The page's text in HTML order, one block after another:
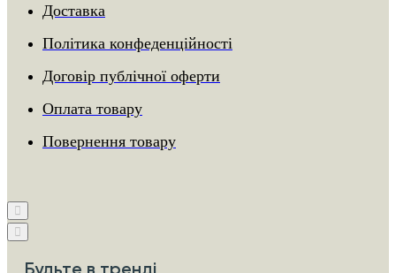
Доставка
Політика конфеденційності
Договір публічної оферти
Оплата товару
Повернення товару
Будьте в тренді